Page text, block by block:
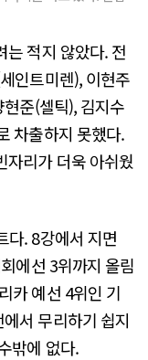
는 적지 않았다. 전
인트미렌), 이현주
준(셀틱), 김지수
차출하지 못했다.
자리가 더욱 아쉬웠
다. 8강에서 지면
에선 3위까지 올림
카 예선 4위인 기
서 무리하기 쉽지
밖에 없다.